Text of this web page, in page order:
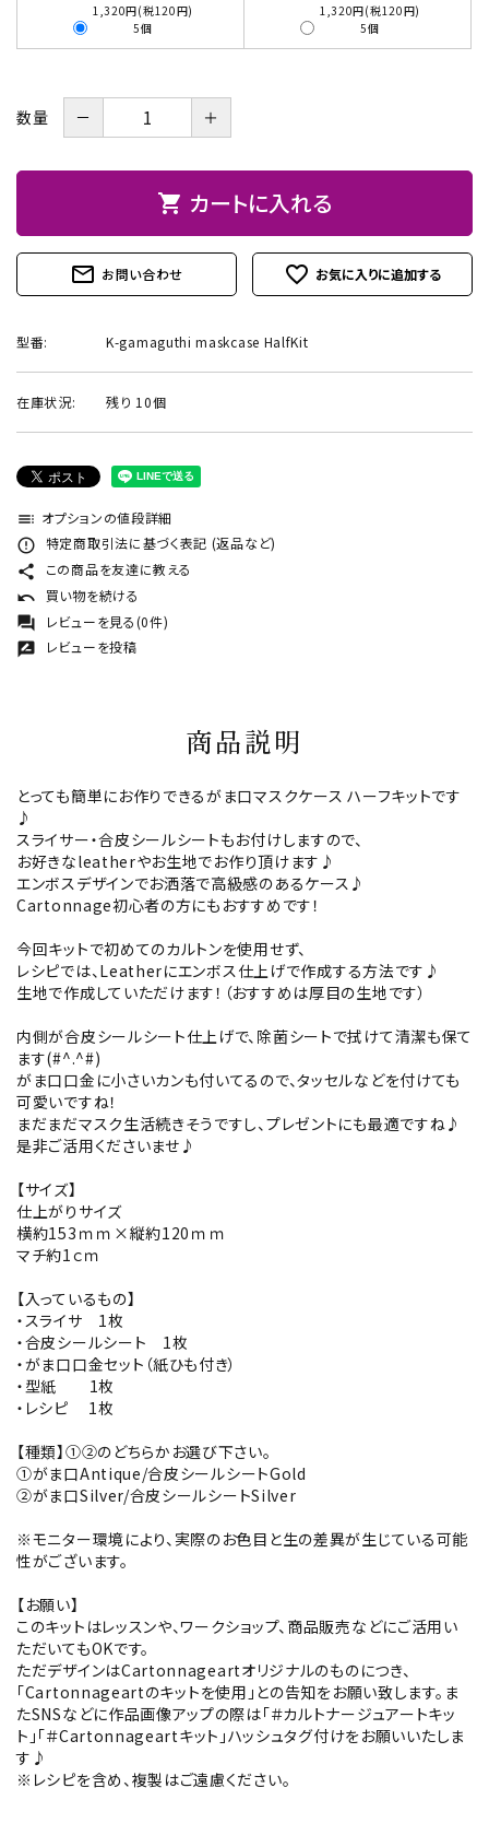
1,320円(税120円)
5個
1,320円(税120円)
5個
数量 － ＋
shopping_cart カートに入れる
mail_outline お問い合わせ favorite_outline
型番: K-gamaguthi maskcase HalfKit
在庫状況: 残り 10個
toc オプションの値段詳細
error_outline 特定商取引法に基づく表記 (返品など)
share この商品を友達に教える
undo 買い物を続ける
forum レビューを見る(0件)
rate_review レビューを投稿
商品説明
とっても簡単にお作りできるがま口マスクケース ハーフキットです
♪
スライサー・合皮シールシートもお付けしますので、
お好きなleatherやお生地でお作り頂けます♪
エンボスデザインでお洒落で高級感のあるケース♪
Cartonnage初心者の方にもおすすめです！
今回キットで初めてのカルトンを使用せず、
レシピでは、Leatherにエンボス仕上げで作成する方法です♪
生地で作成していただけます！（おすすめは厚目の生地です）
内側が合皮シールシート仕上げで、除菌シートで拭けて清潔も保て
ます(#^.^#)
がま口口金に小さいカンも付いてるので、タッセルなどを付けても
可愛いですね！
まだまだマスク生活続きそうですし、プレゼントにも最適ですね♪
是非ご活用くださいませ♪
【サイズ】
仕上がりサイズ
横約153ｍｍ×縦約120ｍｍ
マチ約1ｃｍ
【入っているもの】
・スライサ 1枚
・合皮シールシート 1枚
・がま口口金セット（紙ひも付き）
・型紙 1枚
・レシピ 1枚
【種類】①②のどちらかお選び下さい。
①がま口Antique/合皮シールシートGold
②がま口Silver/合皮シールシートSilver
※モニター環境により、実際のお色目と生の差異が生じている可能
性がございます。
【お願い】
このキットはレッスンや、ワークショップ、商品販売などにご活用い
ただいてもOKです。
ただデザインはCartonnageartオリジナルのものにつき、
「Cartonnageartのキットを使用」との告知をお願い致します。ま
たSNSなどに作品画像アップの際は「＃カルトナージュアートキッ
ト」「＃Cartonnageartキット」ハッシュタグ付けをお願いいたしま
す♪
※レシピを含め、複製はご遠慮ください。